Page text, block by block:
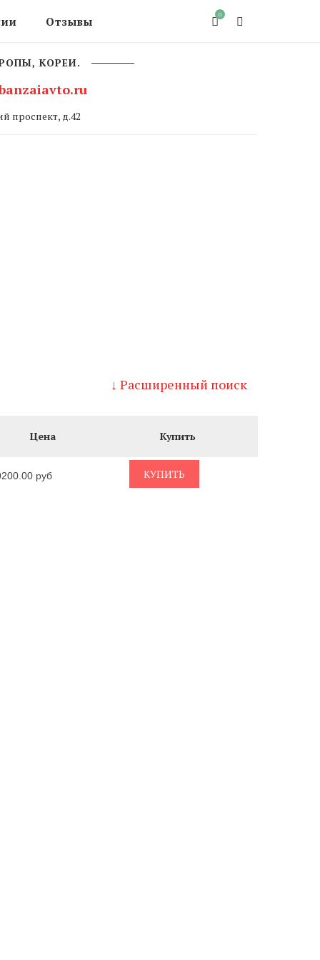
Отзывы 0
КОРЕИ.
проспект, д.42
↓ Расширенный поиск
Цена Купить
КУПИТЬ